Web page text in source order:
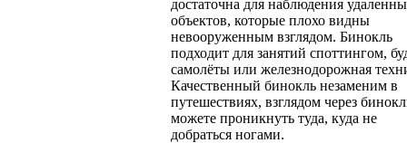
достаточна для наблюдения
объектов, которые плохо видны
невооруженным взглядом. Бинокль
подходит для занятий споттингом,
самолёты или железнодорожная
Качественный бинокль незаменим в
путешествиях, взглядом через
можете проникнуть туда, куда не
добраться ногами.